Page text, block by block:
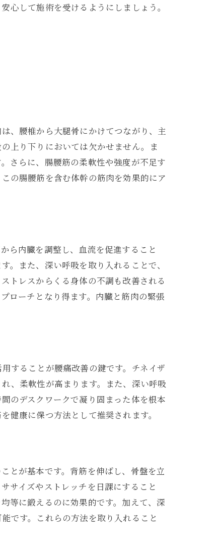
心して施術を受けるようにしましょう。
、腰椎から大腿骨にかけてつながり、主
上り下りにおいては欠かせません。ま
さらに、腸腰筋の柔軟性や強度が不足す
の腸腰筋を含む体幹の筋肉を効果的にア
ら内臓を調整し、血流を促進すること
。また、深い呼吸を取り入れることで、
トレスからくる身体の不調も改善される
ローチとなり得ます。内臓と筋肉の緊張
することが腰痛改善の鍵です。チネイザ
、柔軟性が高まります。また、深い呼吸
のデスクワークで凝り固まった体を根本
健康に保つ方法として推奨されます。
とが基本です。背筋を伸ばし、骨盤を立
サイズやストレッチを日課にすること
等に鍛えるのに効果的です。加えて、深
です。これらの方法を取り入れること